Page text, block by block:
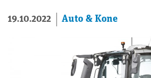
19.10.2022 Auto & Kone